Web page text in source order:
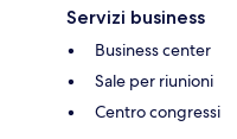
Servizi business
Business center
Sale per riunioni
Centro congressi